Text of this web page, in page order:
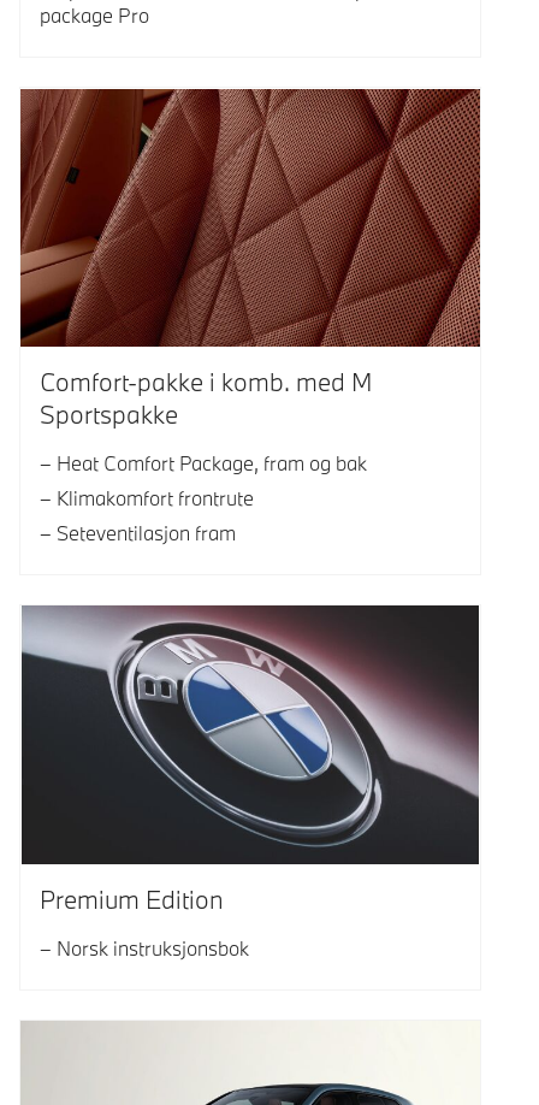
package Pro
Comfort-pakke i komb. med M
Sportspakke
Heat Comfort Package, fram og bak
Klimakomfort frontrute
Seteventilasjon fram
Premium Edition
Norsk instruksjonsbok